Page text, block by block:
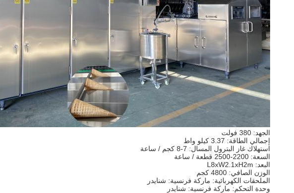
الجهد: 380 فولت
إجمالي الطاقة: 3.37 كيلو واط
استهلاك غاز البترول المسال: 7-8 كجم / ساعة
السعة: 2200-2500 قطعة / ساعة
البعد: L8xW2.1xH2m
الوزن الصافي: 4800 كجم
الملحقات الكهربائية: ماركة فرنسية: شنايدر
وحدة التحكم: ماركة فرنسية: شنايدر